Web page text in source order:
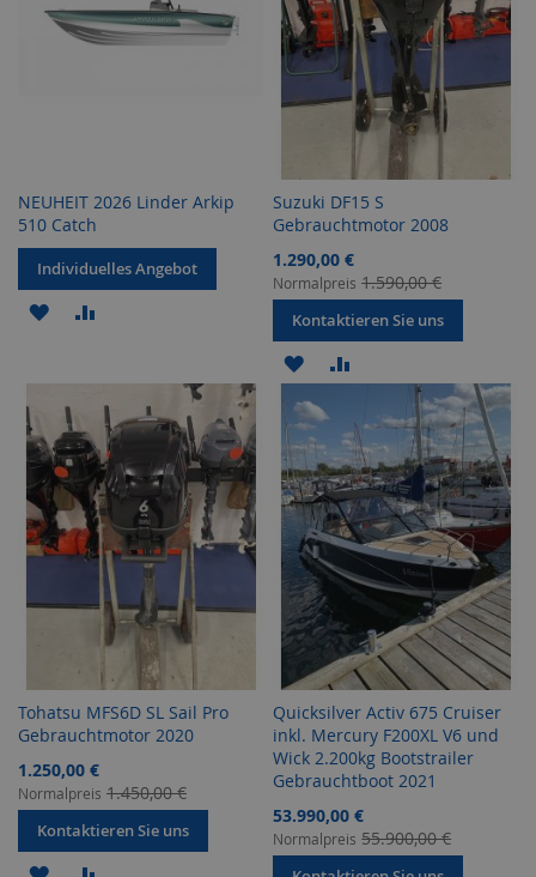
NEUHEIT 2026 Linder Arkip
510 Catch
Individuelles Angebot
ZUR
HINZUFÜGEN
Suzuki DF15 S
Gebrauchtmotor 2008
Sonderangebot
1.290,00 €
Normalpreis 1.590,00 €
Kontaktieren Sie uns
ZUR
WUNSCHLISTE
HINZUFÜGEN
VERGLEICHSLISTE
HINZUFÜGEN
Tohatsu MFS6D SL Sail Pro
Gebrauchtmotor 2020
Sonderangebot
1.250,00 €
Normalpreis 1.450,00 €
Kontaktieren Sie uns
ZUR
Quicksilver Activ 675 Cruiser
inkl. Mercury F200XL V6 und
Wick 2.200kg Bootstrailer
Gebrauchtboot 2021
Sonderangebot
53.990,00 €
Normalpreis 55.900,00 €